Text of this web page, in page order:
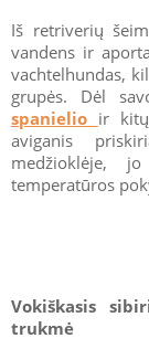
Iš retriverių
vandens ir
vachtelhundas,
grupės. Dėl
spanielio ir
aviganis
medžioklėje,
temperatūros
Vokiškasis
trukmė